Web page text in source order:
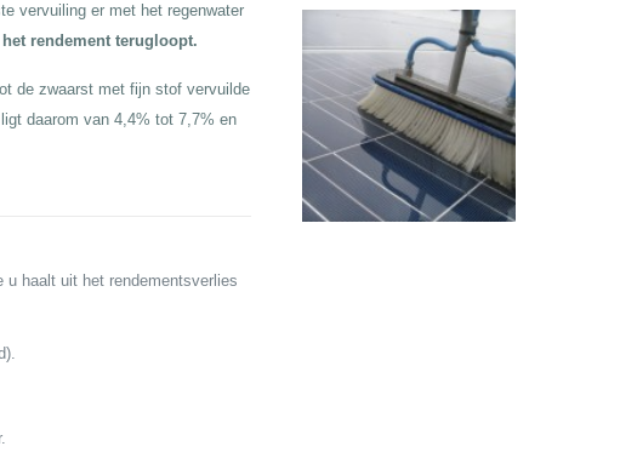
vervuiling er met het regenwater
rendement terugloopt.
de zwaarst met fijn stof vervuilde
daarom van 4,4% tot 7,7% en
u haalt uit het rendementsverlies